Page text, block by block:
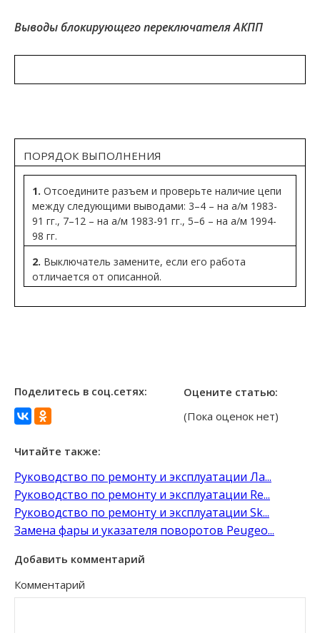
Выводы блокирующего переключателя АКПП
ПОРЯДОК ВЫПОЛНЕНИЯ
1. Отсоедините разъем и проверьте наличие цепи
между следующими выводами: 3–4 – на а/м 1983-
91 гг., 7–12 – на а/м 1983-91 гг., 5–6 – на а/м 1994-
98 гг.
2. Выключатель замените, если его работа
отличается от описанной.
Поделитесь в соц.сетях: Оцените статью:
(Пока оценок нет)
Читайте также:
Руководство по ремонту и эксплуатации Ла...
Руководство по ремонту и эксплуатации Re...
Руководство по ремонту и эксплуатации Sk...
Замена фары и указателя поворотов Peugeo...
Добавить комментарий
Комментарий